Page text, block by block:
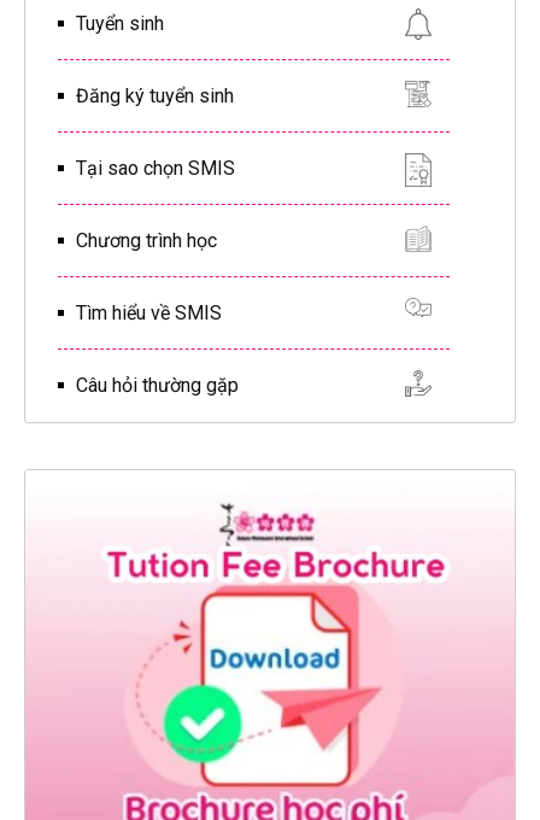
Tuyển sinh
Đăng ký tuyển sinh
Tại sao chọn SMIS
Chương trình học
Tìm hiểu về SMIS
Câu hỏi thường gặp